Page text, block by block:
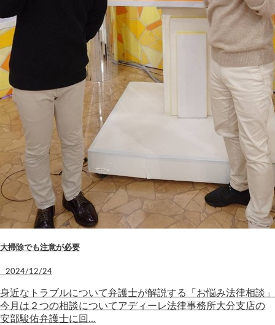
大掃除でも注意が必要
2024/12/24
身近なトラブルについて弁護士が解説する「お悩み法律相談」
今月は２つの相談についてアディーレ法律事務所大分支店の
安部駿佑弁護士に回…